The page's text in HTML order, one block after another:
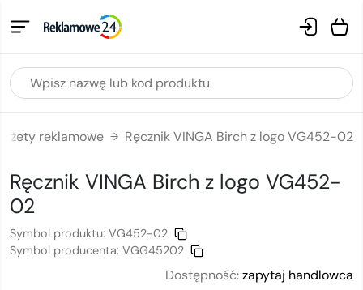
reklamowe → Ręcznik VINGA Birch z logo VG452-02
Ręcznik VINGA Birch z logo VG452-
02
Symbol produktu: VG452-02
Symbol producenta: VGG45202
Dostępność:zapytaj handlowca